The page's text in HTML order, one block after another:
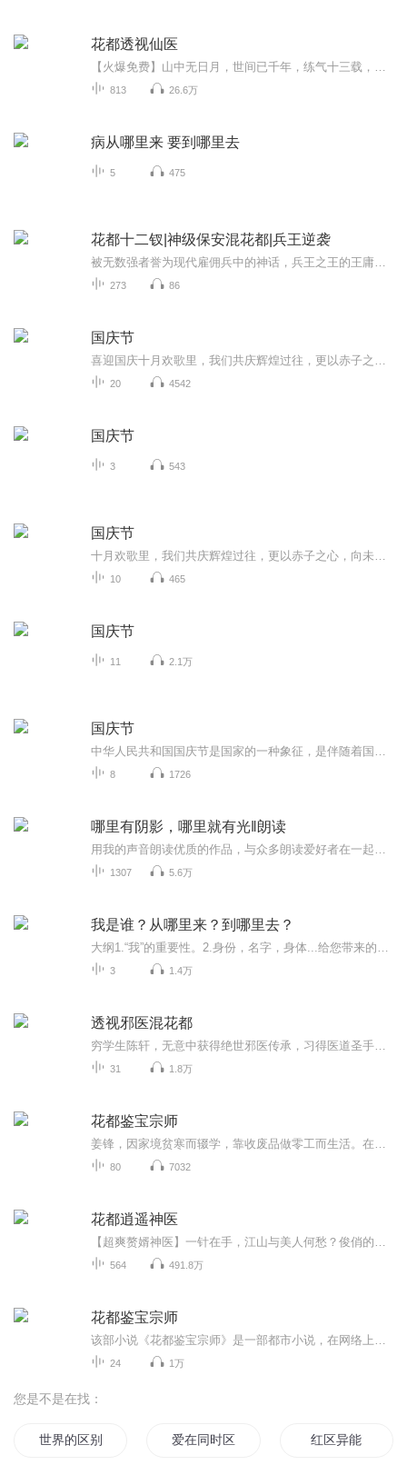
花都透视仙医
813 26.6万
病从哪里来 要到哪里去
5 475
花都十二钗|神级保安混花都|兵王逆袭
273 86
国庆节
20 4542
国庆节
3 543
国庆节
10 465
国庆节
11 2.1万
国庆节
8 1726
哪里有阴影，哪里就有光‖朗读
1307 5.6万
我是谁？从哪里来？到哪里去？
3 1.4万
透视邪医混花都
31 1.8万
花都鉴宝宗师
80 7032
花都逍遥神医
564 491.8万
花都鉴宝宗师
24 1万
您是不是在找：
世界的区别对待 爱在同时区 红区异能